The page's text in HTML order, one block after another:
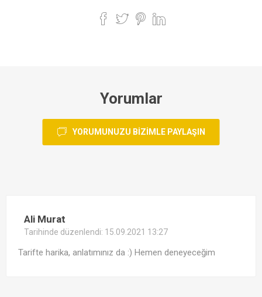
Yorumlar
YORUMUNUZU BIZIMLE PAYLAŞIN
Ali Murat
Tarihinde düzenlendi: 15.09.2021 13:27
Tarifte harika, anlatımınız da :) Hemen deneyeceğim